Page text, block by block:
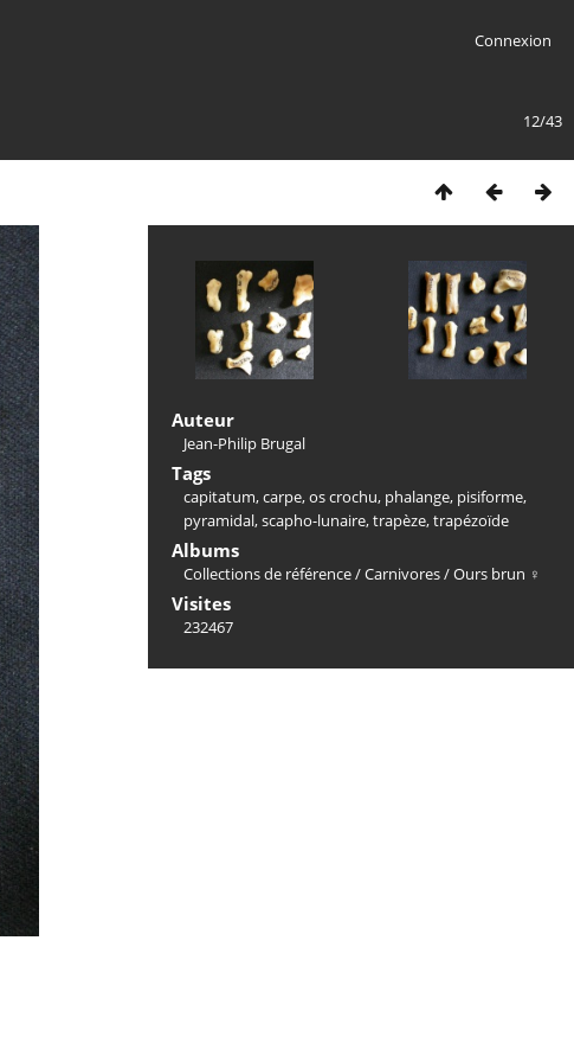
Connexion
12/43
Auteur
Jean-Philip Brugal
Tags
capitatum,carpe,os crochu, phalange, pisiforme,
pyramidal,scapho-lunaire,trapèze,trapézoïde
Albums
Collections de référence/Carnivores/Ours brun ♀
Visites
232467